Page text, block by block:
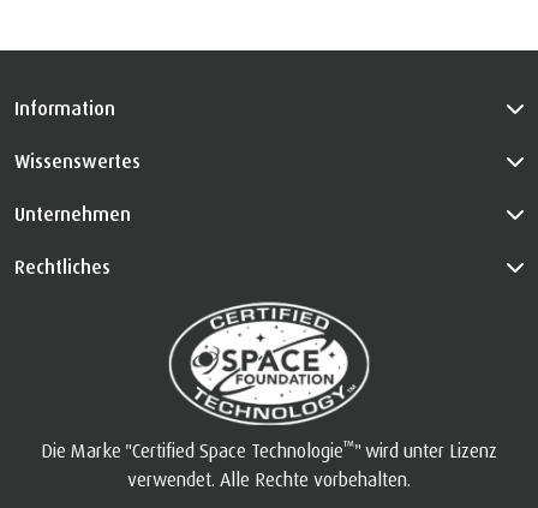
Information
Wissenswertes
Unternehmen
Rechtliches
Die Marke "Certified Space Technologie™" wird unter Lizenz
verwendet. Alle Rechte vorbehalten.